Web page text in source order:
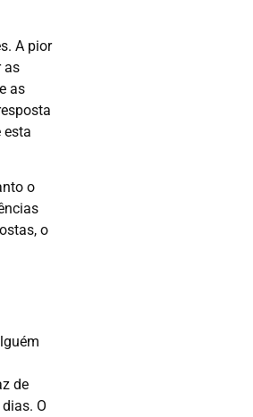
A pior
as
as
esta
o
o
de
O